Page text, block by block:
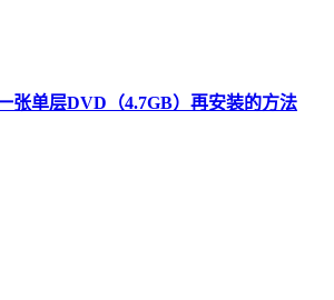
张单层DVD（4.7GB）再安装的方法